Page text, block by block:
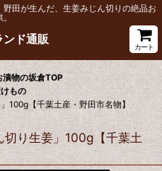
田が生んだ、生姜みじん切りの絶品お
ド通販
カート
漬物の坂倉TOP
もの
100g【千葉土産・野田市名物】
切り生姜」100g【千葉土